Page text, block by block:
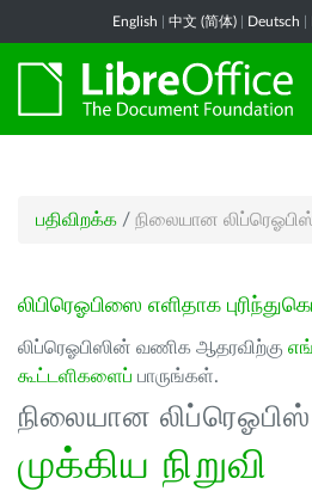
English 中文 (简体) Deutsch
பதிவிறக்க / நிலையான
லிபிரெஓபிஸை எளிதாக
லிப்ரெஓபிஸின் வணிக ஆதரவிற்கு
கூட்டளிகளைப் பாருங்கள்.
நிலையான லிப்ரெஓபிஸ்
முக்கிய நிறுவி